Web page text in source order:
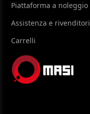
Piattaforma a noleggio
Assistenza e rivenditori
Carrelli